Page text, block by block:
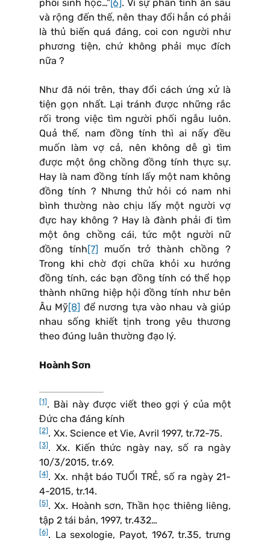
phôi sinh học…” [6] . Vì sự phân tính ăn sâu
và rộng đến thế, nên thay đổi hẳn có phải
là thủ biến quá đáng, coi con người như
phương tiện, chứ không phải mục đích
nữa ?
Như đã nói trên, thay đổi cách ứng xử là
tiện gọn nhất. Lại tránh được những rắc
rối trong việc tìm người phối ngẫu luôn.
Quả thế, nam đồng tính thì ai nấy đều
muốn làm vợ cả, nên không dễ gì tìm
được một ông chồng đồng tính thực sự.
Hay là nam đồng tính lấy một nam không
đồng tính ? Nhưng thử hỏi có nam nhi
bình thường nào chịu lấy một người vợ
đực hay không ? Hay là đành phải đi tìm
một ông chồng cái, tức một người nữ
đồng tính[7] muốn trở thành chồng ?
Trong khi chờ đợi chữa khỏi xu hướng
đồng tính, các bạn đồng tính có thể họp
thành những hiệp hội đồng tính như bên
Âu Mỹ[8] để nương tựa vào nhau và giúp
nhau sống khiết tịnh trong yêu thương
theo đúng luân thường đạo lý.
Hoành Sơn
[1]. Bài này được viết theo gợi ý của một
Đức cha đáng kính
[2]. Xx. Science et Vie, Avril 1997, tr.72-75.
[3]. Xx. Kiến thức ngày nay, số ra ngày
10/3/2015, tr.69.
[4]. Xx. nhật báo TUỔI TRẺ, số ra ngày 21-
4-2015, tr.14.
[5]. Xx. Hoành sơn, Thần học thiêng liêng,
tập 2 tái bản, 1997, tr.432…
[6]. La sexologie, Payot, 1967, tr.35, trưng